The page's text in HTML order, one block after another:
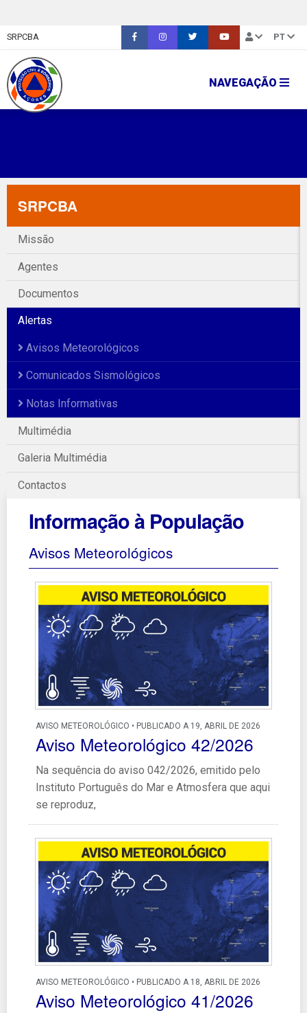
SRPCBA PT
NAVEGAÇÃO
SRPCBA
Missão
Agentes
Documentos
Alertas
Avisos Meteorológicos
Comunicados Sismológicos
Notas Informativas
Multimédia
Galeria Multimédia
Contactos
Informação à População
Avisos Meteorológicos
AVISO METEOROLÓGICO • PUBLICADO A 19, ABRIL DE 2026
Aviso Meteorológico 42/2026
Na sequência do aviso 042/2026, emitido pelo
Instituto Português do Mar e Atmosfera que aqui
se reproduz,
AVISO METEOROLÓGICO • PUBLICADO A 18, ABRIL DE 2026
Aviso Meteorológico 41/2026